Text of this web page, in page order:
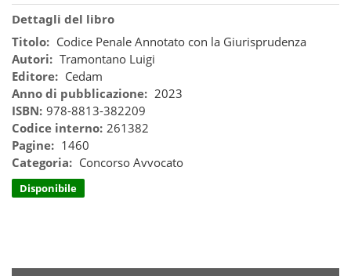
Dettagli del libro
Titolo: Codice Penale Annotato con la Giurisprudenza
Autori: Tramontano Luigi
Editore: Cedam
Anno di pubblicazione: 2023
ISBN: 978-8813-382209
Codice interno: 261382
Pagine: 1460
Categoria: Concorso Avvocato
Disponibile